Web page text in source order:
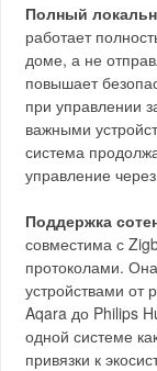
Полный
работает
доме, а не
повышает
при управлении
важными
система
управление
Поддержка
совместима с
протоколами.
устройствами от
Aqara до Philips
одной системе
привязки к